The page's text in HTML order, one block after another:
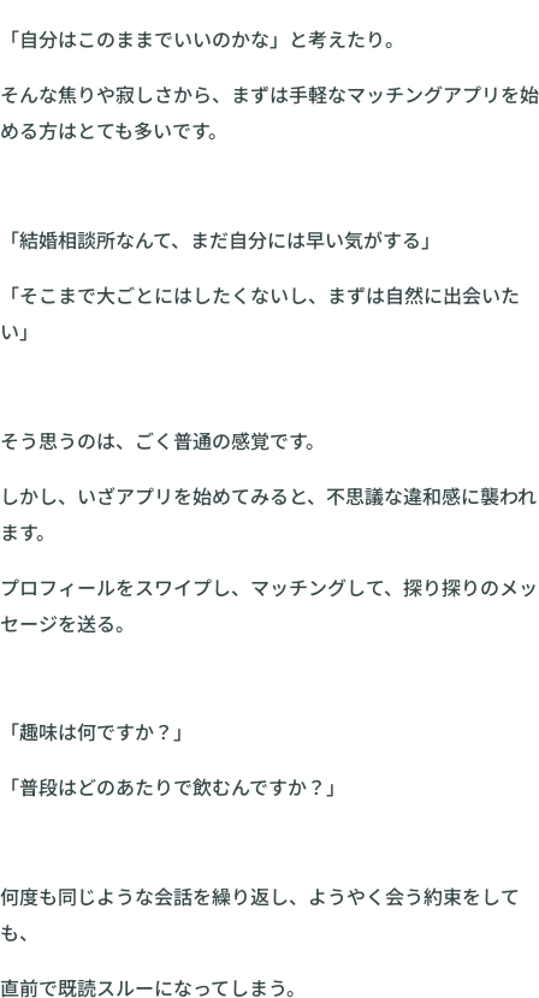
「自分はこのままでいいのかな」と考えたり。
そんな焦りや寂しさから、まずは手軽なマッチングアプリを始
める方はとても多いです。
「結婚相談所なんて、まだ自分には早い気がする」
「そこまで大ごとにはしたくないし、まずは自然に出会いた
い」
そう思うのは、ごく普通の感覚です。
しかし、いざアプリを始めてみると、不思議な違和感に襲われ
ます。
プロフィールをスワイプし、マッチングして、探り探りのメッ
セージを送る。
「趣味は何ですか？」
「普段はどのあたりで飲むんですか？」
何度も同じような会話を繰り返し、ようやく会う約束をして
も、
直前で既読スルーになってしまう。